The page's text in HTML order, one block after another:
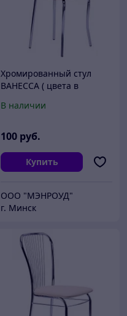
Хромированный стул
ВАНЕССА ( цвета в
В наличии
100 руб.
Купить
ООО "МЭНРОУД"
г. Минск